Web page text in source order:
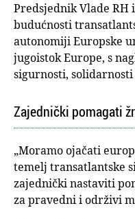
Predsjednik Vlade RH
budućnosti
autonomiji Europske
jugoistok Europe, s
sigurnosti,
Zajednički pomagati
„Moramo ojačati
temelj transatlantske
zajednički nastaviti
za pravedni i održivi